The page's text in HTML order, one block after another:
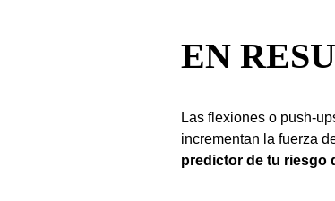
EN
Las flexiones o push-
incrementan la fuerza
predictor de tu riesgo